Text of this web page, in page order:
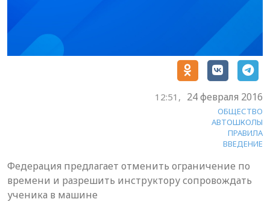
12:51, 24 февраля 2016
ОБЩЕСТВО
АВТОШКОЛЫ
ПРАВИЛА
ВВЕДЕНИЕ
Федерация предлагает отменить ограничение по
времени и разрешить инструктору сопровождать
ученика в машине